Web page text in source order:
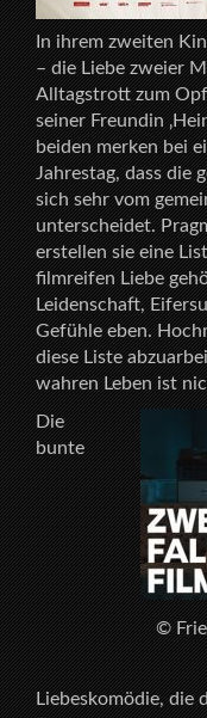
In ihrem zweiten
– die Liebe zweier
Alltagstrott zum
seiner Freundin
beiden merken bei
Jahrestag, dass die
sich sehr vom
unterscheidet.
erstellen sie eine
filmreifen Liebe
Leidenschaft,
Gefühle eben.
diese Liste
wahren Leben ist
©
Die
bunte
Liebeskomödie, die